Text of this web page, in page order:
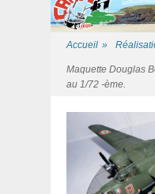
Accueil »
Maquette Douglas
au 1/72 -ème.